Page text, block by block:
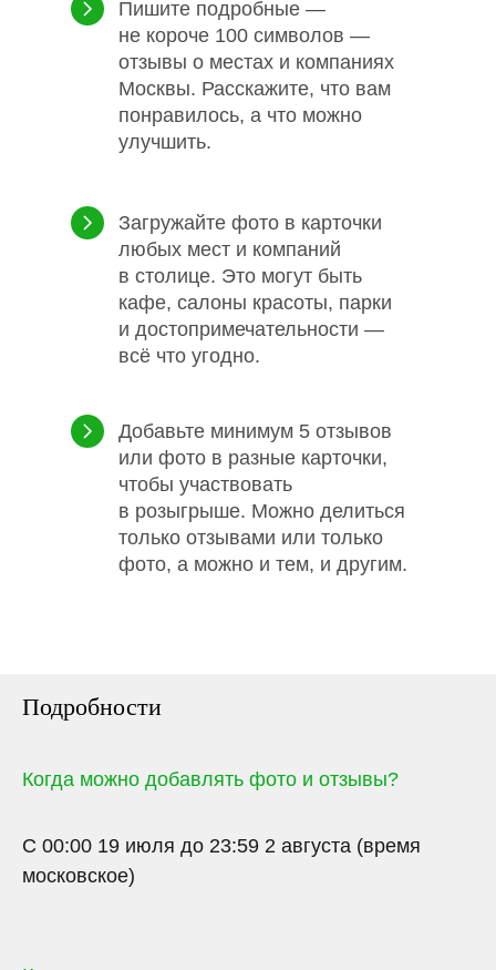
Пишите подробные —
не короче 100 символов —
отзывы о местах и компаниях
Москвы. Расскажите, что вам
понравилось, а что можно
улучшить.
Загружайте фото в карточки
любых мест и компаний
в столице. Это могут быть
кафе, салоны красоты, парки
и достопримечательности —
всё что угодно.
Добавьте минимум 5 отзывов
или фото в разные карточки,
чтобы участвовать
в розыгрыше. Можно делиться
только отзывами или только
фото, а можно и тем, и другим.
Подробности
Когда можно добавлять фото и отзывы?
С 00:00 19 июля до 23:59 2 августа (время
московское)